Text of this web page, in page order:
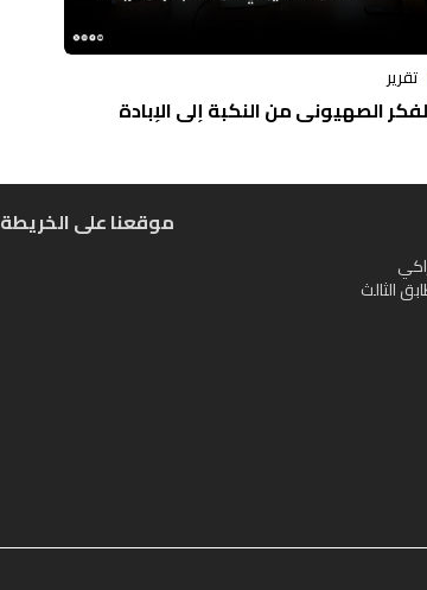
تقرير
الصهيوني من النكبة إلى الإبادة
الثالث
موقعنا على الخريطة